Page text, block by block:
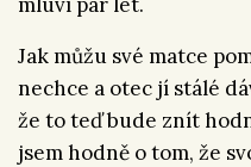
Jak můžu své matce
nechce a otec jí stálé
že to teď bude znít
jsem hodně o tom, že